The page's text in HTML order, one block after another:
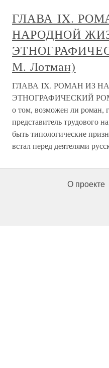
ГЛАВА IX.
НАРОДНОЙ
М. Лотман)
ГЛАВА IX. РОМАН ИЗ
ЭТНОГРАФИЧЕСКИЙ
о том, возможен ли роман,
представитель трудового
быть типологические
встал перед деятелями
О проекте